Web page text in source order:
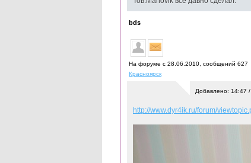
bds
На форуме с 28.06.2010, cообщений 627
Красноярск
Добавлено: 14:47 /
http://www.dyr4ik.ru/forum/